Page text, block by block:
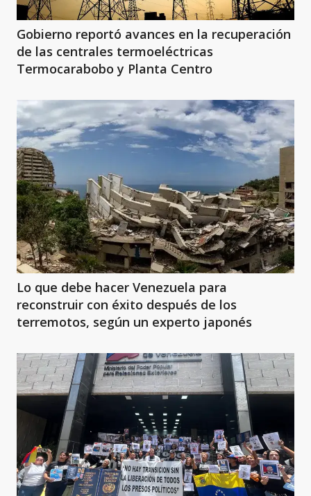
Gobierno reportó avances en la recuperación
de las centrales termoeléctricas
Termocarabobo y Planta Centro
Lo que debe hacer Venezuela para
reconstruir con éxito después de los
terremotos, según un experto japonés